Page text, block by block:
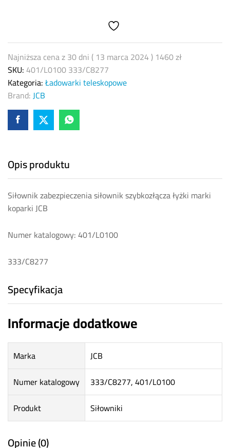
401/L0100
333/C8277
quantity
Najniższa cena z 30 dni ( 13 marca 2024) 1460zł
SKU:401/L0100 333/C8277
Kategoria:Ładowarki teleskopowe
Brand:JCB
Opis produktu
Siłownik zabezpieczenia siłownik szybkozłącza łyżki marki
koparki JCB
Numer katalogowy: 401/L0100
333/C8277
Specyfikacja
Informacje dodatkowe
Marka
JCB
Numer katalogowy
333/C8277, 401/L0100
Produkt
Siłowniki
Opinie (0)